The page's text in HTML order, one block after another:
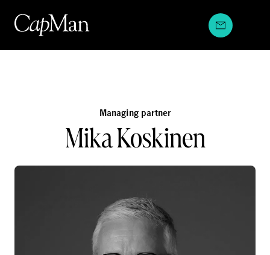
sisältöön
Managing partner
Mika Koskinen